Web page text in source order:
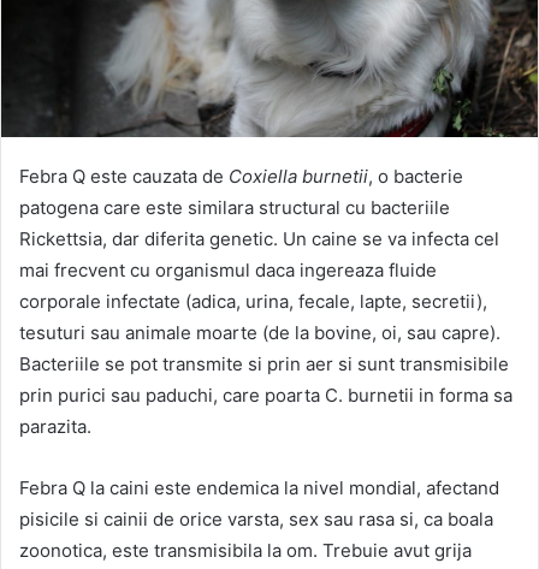
Febra Q este cauzata de Coxiella burnetii, o bacterie
patogena care este similara structural cu bacteriile
Rickettsia, dar diferita genetic. Un caine se va infecta cel
mai frecvent cu organismul daca ingereaza fluide
corporale infectate (adica, urina, fecale, lapte, secretii),
tesuturi sau animale moarte (de la bovine, oi, sau capre).
Bacteriile se pot transmite si prin aer si sunt transmisibile
prin purici sau paduchi, care poarta C. burnetii in forma sa
parazita.
Febra Q la caini este endemica la nivel mondial, afectand
pisicile si cainii de orice varsta, sex sau rasa si, ca boala
zoonotica, este transmisibila la om. Trebuie avut grija